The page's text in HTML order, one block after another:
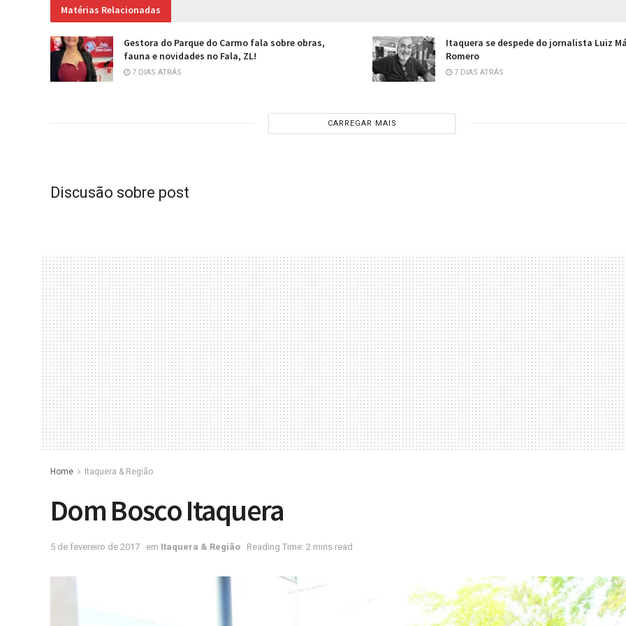
Matérias Relacionadas
Gestora do Parque do Carmo fala sobre obras,
fauna e novidades no Fala, ZL!
7 DIAS ATRÁS
Itaquera se despede do jornalista Luiz
Romero
7 DIAS ATRÁS
CARREGAR MAIS
Discusão sobre post
Home Itaquera & Região
Dom Bosco Itaquera
5 de fevereiro de 2017 em Itaquera & Região Reading Time: 2 mins read